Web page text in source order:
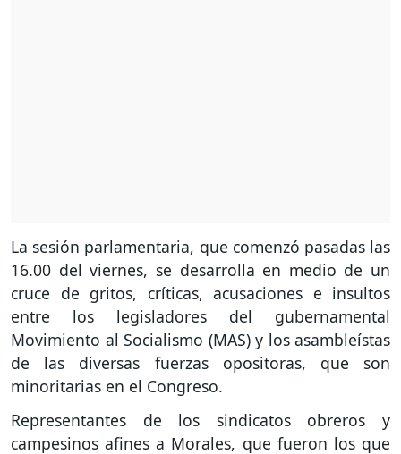
La sesión parlamentaria, que comenzó pasadas las
16.00 del viernes, se desarrolla en medio de un
cruce de gritos, críticas, acusaciones e insultos
entre los legisladores del gubernamental
Movimiento al Socialismo (MAS) y los asambleístas
de las diversas fuerzas opositoras, que son
minoritarias en el Congreso.
Representantes de los sindicatos obreros y
campesinos afines a Morales, que fueron los que